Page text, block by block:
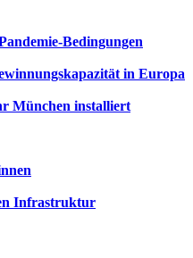
Bedingungen
in Europa
München installiert
Infrastruktur